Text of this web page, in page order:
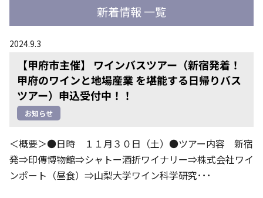
新着情報 一覧
2024.9.3
【甲府市主催】 ワインバスツアー（新宿発着！
甲府のワインと地場産業 を堪能する日帰りバス
ツアー）申込受付中！！
お知らせ
＜概要＞●日時 １１月３０日（土）●ツアー内容 新宿
発⇒印傳博物館⇒シャトー酒折ワイナリー⇒株式会社ワイ
ンポート（昼食）⇒山梨大学ワイン科学研究･･･